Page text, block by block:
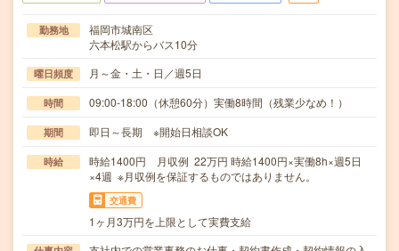
勤務地
福岡市城南区
六本松駅からバス10分
曜日頻度 月～金・土・日／週5日
時間 09:00-18:00（休憩60分）実働8時間（残業少なめ！）
期間 即日～長期 ※開始日相談OK
時給
時給1400円 月収例 22万円 時給1400円×実働8h×週5日
×4週 ※月収例を保証するものではありません。
交通費
1ヶ月3万円を上限として実費支給